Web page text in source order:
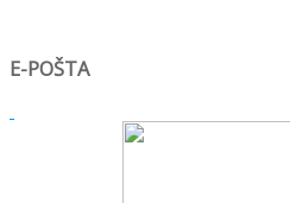
E-POŠTA